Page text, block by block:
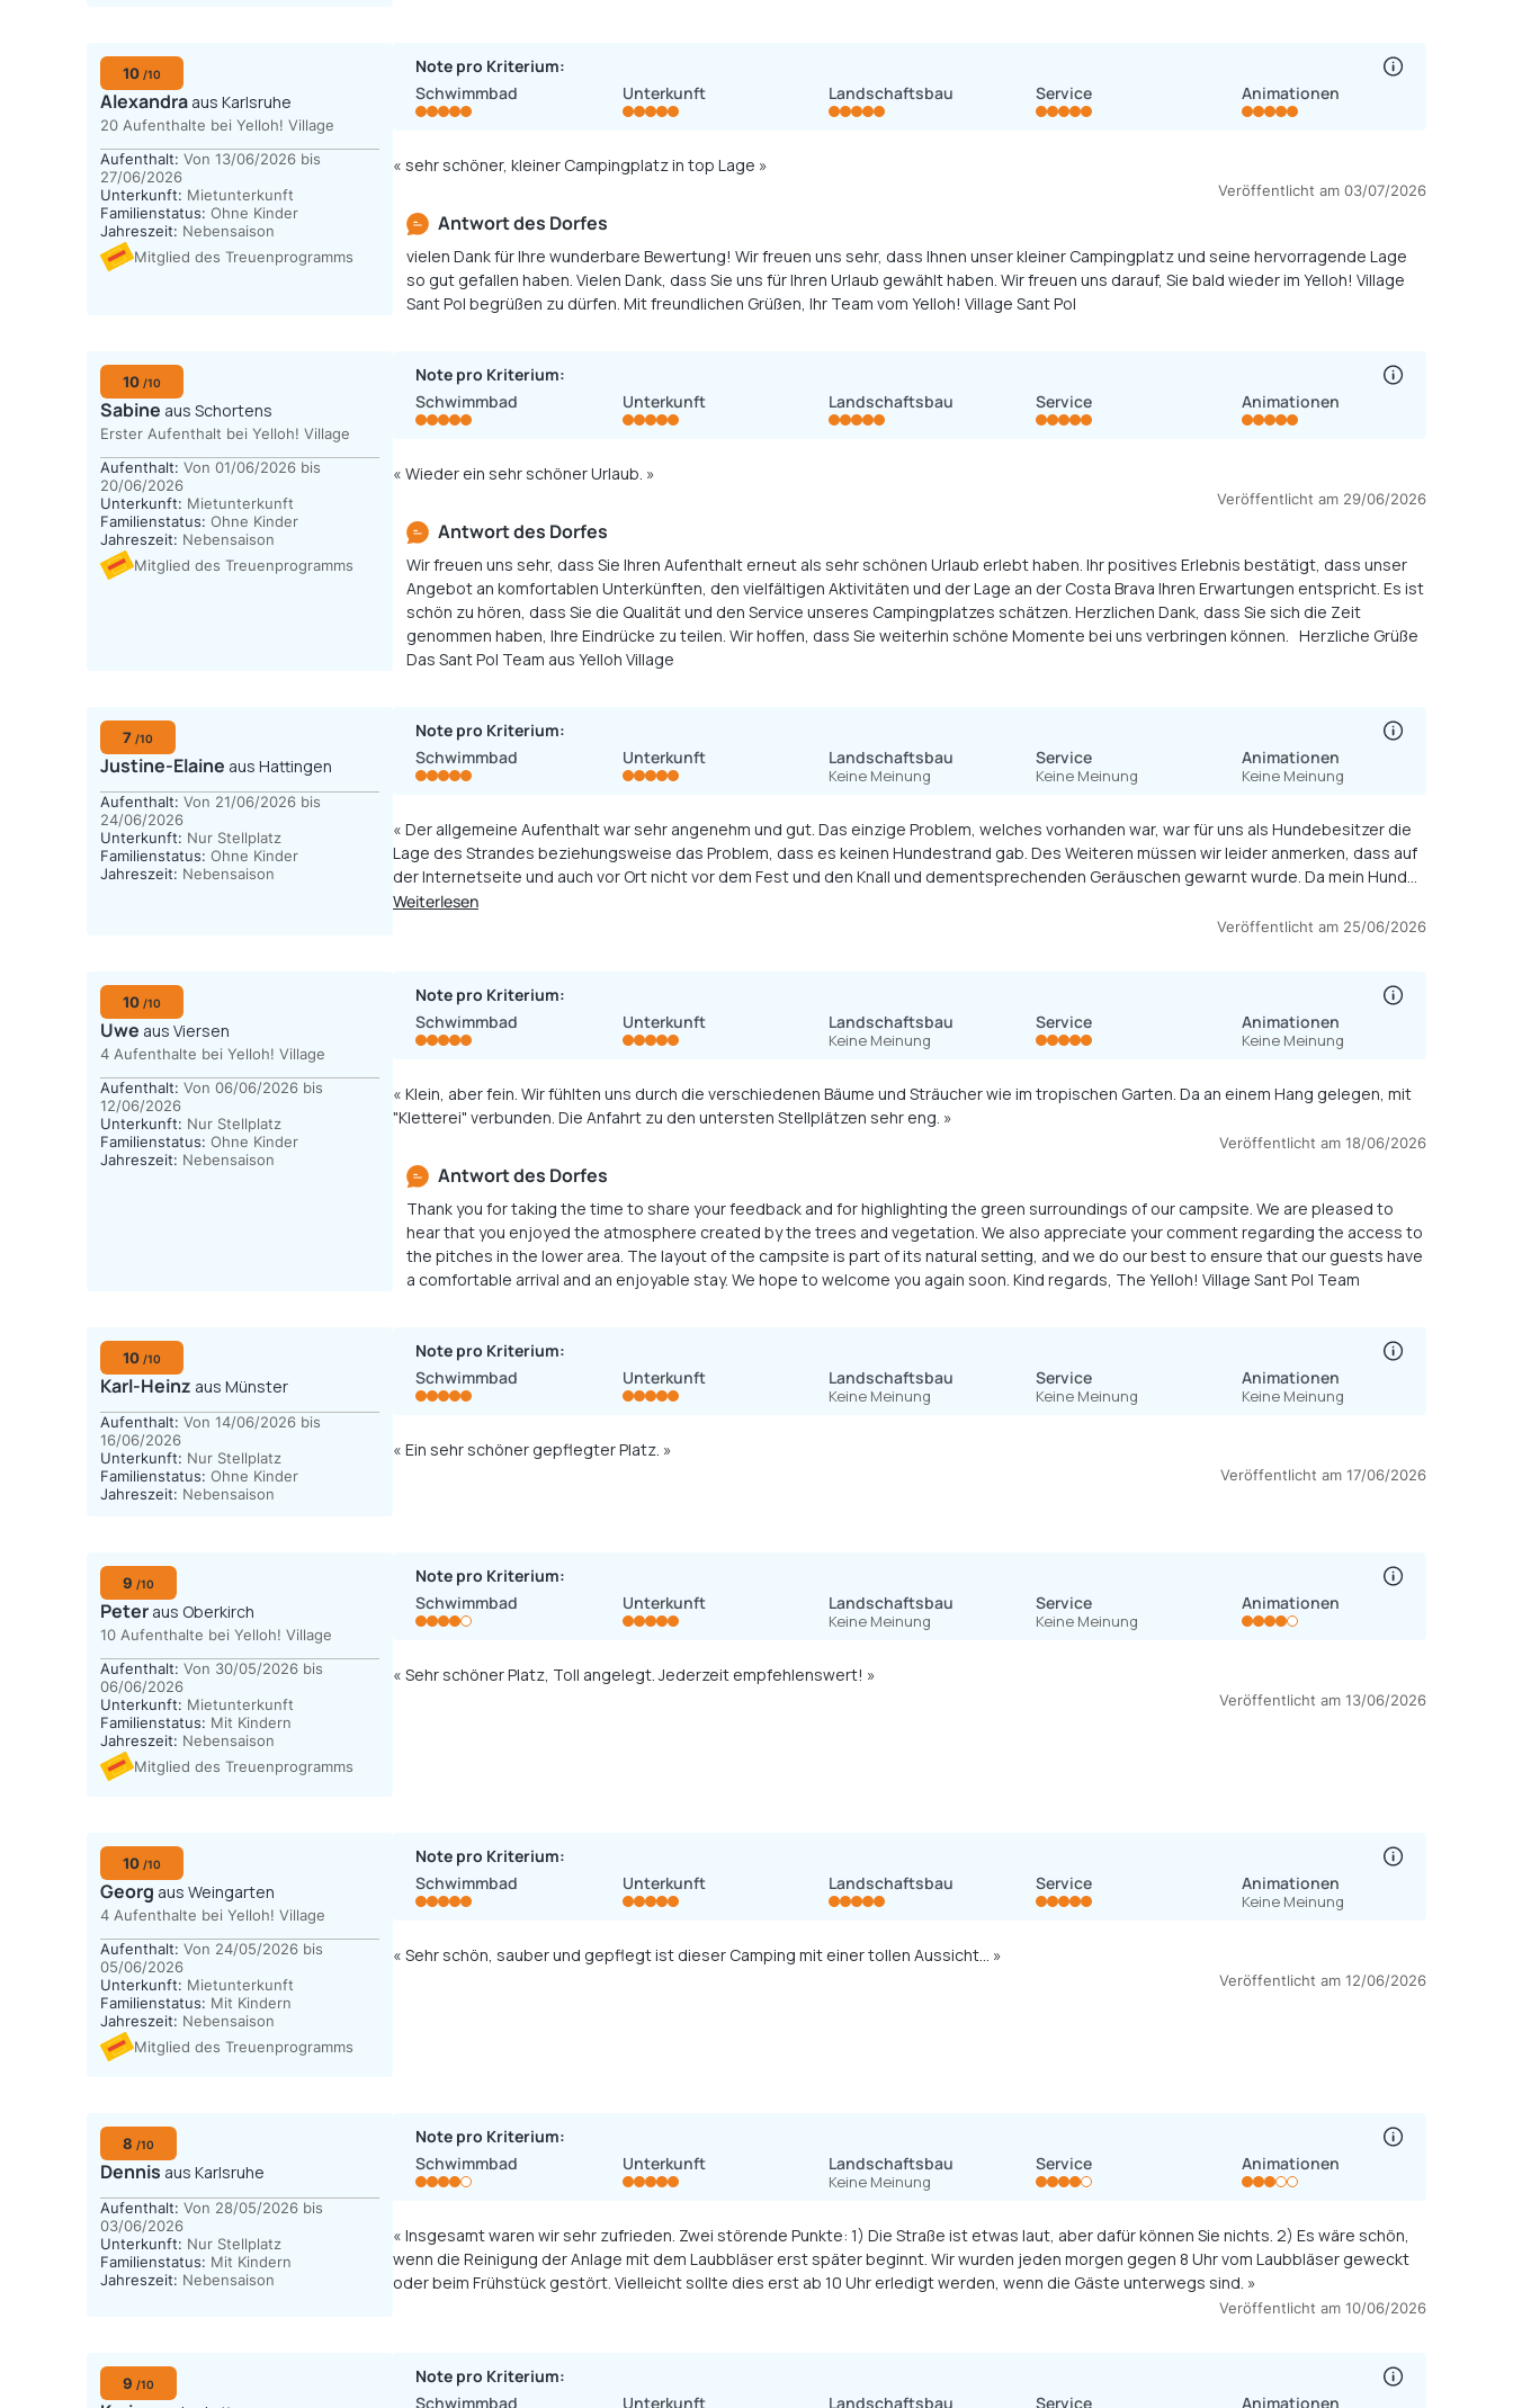
10 /10
Alexandra aus Karlsruhe
20 Aufenthalte bei Yelloh! Village
Aufenthalt: Von 13/06/2026 bis
27/06/2026
Unterkunft: Mietunterkunft
Familienstatus: Ohne Kinder
Jahreszeit: Nebensaison
Mitglied des Treuenprogramms
Note pro Kriterium:
Schwimmbad
Unterkunft Landschaftsbau Service Animationen
« sehr schöner, kleiner Campingplatz in top Lage »
Veröffentlicht am 03/07/2026
Antwort des Dorfes
vielen Dank für Ihre wunderbare Bewertung! Wir freuen uns sehr, dass Ihnen unser kleiner Campingplatz und seine hervorragende Lage
so gut gefallen haben. Vielen Dank, dass Sie uns für Ihren Urlaub gewählt haben. Wir freuen uns darauf, Sie bald wieder im Yelloh! Village
Sant Pol begrüßen zu dürfen. Mit freundlichen Grüßen, Ihr Team vom Yelloh! Village Sant Pol
10 /10
Sabine aus Schortens
Erster Aufenthalt bei Yelloh! Village
Aufenthalt: Von 01/06/2026 bis
20/06/2026
Unterkunft: Mietunterkunft
Familienstatus: Ohne Kinder
Jahreszeit: Nebensaison
Mitglied des Treuenprogramms
Note pro Kriterium:
Schwimmbad
Unterkunft Landschaftsbau Service Animationen
« Wieder ein sehr schöner Urlaub. »
Veröffentlicht am 29/06/2026
Antwort des Dorfes
Wir freuen uns sehr, dass Sie Ihren Aufenthalt erneut als sehr schönen Urlaub erlebt haben. Ihr positives Erlebnis bestätigt, dass unser
Angebot an komfortablen Unterkünften, den vielfältigen Aktivitäten und der Lage an der Costa Brava Ihren Erwartungen entspricht. Es ist
schön zu hören, dass Sie die Qualität und den Service unseres Campingplatzes schätzen. Herzlichen Dank, dass Sie sich die Zeit
genommen haben, Ihre Eindrücke zu teilen. Wir hoffen, dass Sie weiterhin schöne Momente bei uns verbringen können. Herzliche Grüße
Das Sant Pol Team aus Yelloh Village
7 /10
Justine-Elaine aus Hattingen
Aufenthalt: Von 21/06/2026 bis
24/06/2026
Unterkunft: Nur Stellplatz
Familienstatus: Ohne Kinder
Jahreszeit: Nebensaison
Note pro Kriterium:
Schwimmbad
Unterkunft Landschaftsbau
Keine Meinung
Service
Keine Meinung
Animationen
Keine Meinung
« Der allgemeine Aufenthalt war sehr angenehm und gut. Das einzige Problem, welches vorhanden war, war für uns als Hundebesitzer die
Lage des Strandes beziehungsweise das Problem, dass es keinen Hundestrand gab. Des Weiteren müssen wir leider anmerken, dass auf
der Internetseite und auch vor Ort nicht vor dem Fest und den Knall und dementsprechenden Geräuschen gewarnt wurde. Da mein Hund
Weiterlesen
Veröffentlicht am 25/06/2026
10 /10
Uwe aus Viersen
4 Aufenthalte bei Yelloh! Village
Aufenthalt: Von 06/06/2026 bis
12/06/2026
Unterkunft: Nur Stellplatz
Familienstatus: Ohne Kinder
Jahreszeit: Nebensaison
Note pro Kriterium:
Schwimmbad
Unterkunft Landschaftsbau
Keine Meinung
Service Animationen
Keine Meinung
« Klein, aber fein. Wir fühlten uns durch die verschiedenen Bäume und Sträucher wie im tropischen Garten. Da an einem Hang gelegen, mit
"Kletterei" verbunden. Die Anfahrt zu den untersten Stellplätzen sehr eng. »
Veröffentlicht am 18/06/2026
Antwort des Dorfes
Thank you for taking the time to share your feedback and for highlighting the green surroundings of our campsite. We are pleased to
hear that you enjoyed the atmosphere created by the trees and vegetation. We also appreciate your comment regarding the access to
the pitches in the lower area. The layout of the campsite is part of its natural setting, and we do our best to ensure that our guests have
a comfortable arrival and an enjoyable stay. We hope to welcome you again soon. Kind regards, The Yelloh! Village Sant Pol Team
10 /10
Karl-Heinz aus Münster
Aufenthalt: Von 14/06/2026 bis
16/06/2026
Unterkunft: Nur Stellplatz
Familienstatus: Ohne Kinder
Jahreszeit: Nebensaison
Note pro Kriterium:
Schwimmbad
Unterkunft Landschaftsbau
Keine Meinung
Service
Keine Meinung
Animationen
Keine Meinung
« Ein sehr schöner gepflegter Platz. »
Veröffentlicht am 17/06/2026
9 /10
Peter aus Oberkirch
10 Aufenthalte bei Yelloh! Village
Aufenthalt: Von 30/05/2026 bis
06/06/2026
Unterkunft: Mietunterkunft
Familienstatus: Mit Kindern
Jahreszeit: Nebensaison
Mitglied des Treuenprogramms
Note pro Kriterium:
Schwimmbad
Unterkunft Landschaftsbau
Keine Meinung
Service
Keine Meinung
Animationen
« Sehr schöner Platz, Toll angelegt. Jederzeit empfehlenswert! »
Veröffentlicht am 13/06/2026
10 /10
Georg aus Weingarten
4 Aufenthalte bei Yelloh! Village
Aufenthalt: Von 24/05/2026 bis
05/06/2026
Unterkunft: Mietunterkunft
Familienstatus: Mit Kindern
Jahreszeit: Nebensaison
Mitglied des Treuenprogramms
Note pro Kriterium:
Schwimmbad
Unterkunft Landschaftsbau Service Animationen
Keine Meinung
« Sehr schön, sauber und gepflegt ist dieser Camping mit einer tollen Aussicht… »
Veröffentlicht am 12/06/2026
8 /10
Dennis aus Karlsruhe
Aufenthalt: Von 28/05/2026 bis
03/06/2026
Unterkunft: Nur Stellplatz
Familienstatus: Mit Kindern
Jahreszeit: Nebensaison
Note pro Kriterium:
Schwimmbad
Unterkunft Landschaftsbau
Keine Meinung
Service Animationen
« Insgesamt waren wir sehr zufrieden. Zwei störende Punkte: 1) Die Straße ist etwas laut, aber dafür können Sie nichts. 2) Es wäre schön,
wenn die Reinigung der Anlage mit dem Laubbläser erst später beginnt. Wir wurden jeden morgen gegen 8 Uhr vom Laubbläser geweckt
oder beim Frühstück gestört. Vielleicht sollte dies erst ab 10 Uhr erledigt werden, wenn die Gäste unterwegs sind. »
Veröffentlicht am 10/06/2026
9 /10
Note pro Kriterium:
Schwimmbad
Unterkunft Landschaftsbau Service Animationen